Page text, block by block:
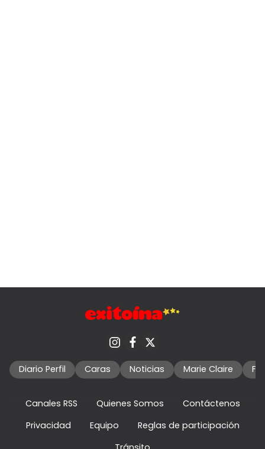
Diario Perfil Caras Noticias Marie Claire
Canales RSS Quienes Somos
Contáctenos
Privacidad
Equipo
Reglas de participación